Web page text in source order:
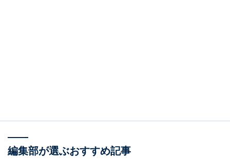
編集部が選ぶおすすめ記事